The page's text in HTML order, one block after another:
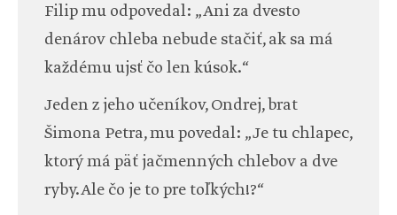
Filip mu odpovedal: „Ani za dvesto
denárov chleba nebude stačiť, ak sa má
každému ujsť čo len kúsok.“
Jeden z jeho učeníkov, Ondrej, brat
Šimona Petra, mu povedal: „Je tu chlapec,
ktorý má päť jačmenných chlebov a dve
ryby. Ale čo je to pre toľkých!?“